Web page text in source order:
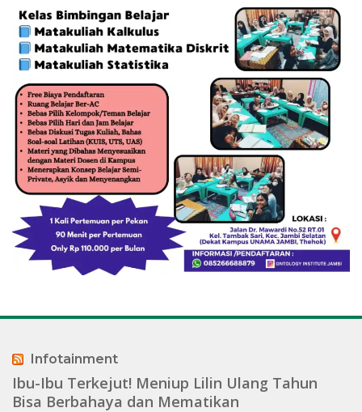
Infotainment
Ibu-Ibu Terkejut! Meniup Lilin Ulang Tahun
Bisa Berbahaya dan Mematikan